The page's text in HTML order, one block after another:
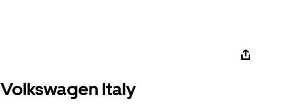
Volkswagen Italy